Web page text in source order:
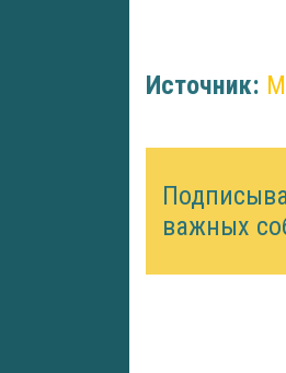
Источник:
важных